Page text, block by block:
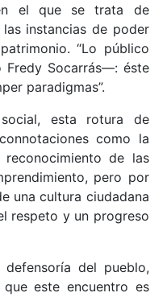
el que se trata de
instancias de poder
“Lo público
Socarrás––: éste
paradigmas”.
esta rotura de
como la
de las
pero por
una cultura ciudadana
respeto y un progreso
del pueblo,
este encuentro es